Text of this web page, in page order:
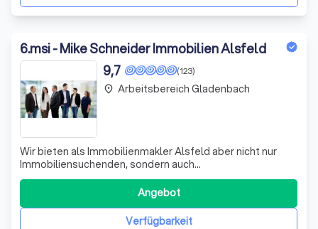
6.msi - Mike Schneider Immobilien Alsfeld
(123)
9,7
Wir bieten als Immobilienmakler Alsfeld aber nicht nur
Immobiliensuchenden, sondern auch
Immobilienverkäufern ein umfangreiches
Leistungsspektrum an. Dabei wickeln wir den gesamten
Verkaufsprozess für Sie ab – angefangen von der
professionellen Wertermittlung über die gezielte
Verfügbarkeit
Angebot
place Arbeitsbereich Gladenbach